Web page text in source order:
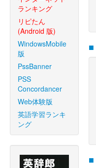
ランキング
リピたん
(Android 版)
WindowsMobile
版
PssBanner
PSS
Concordancer
Web体験版
英語学習ランキ
ング
■
■